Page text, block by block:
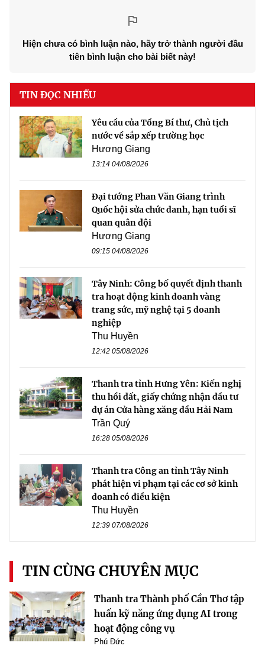
Hiện chưa có bình luận nào, hãy trở thành người đầu
tiên bình luận cho bài biết này!
TIN ĐỌC NHIỀU
Yêu cầu của Tổng Bí thư, Chủ tịch
nước về sắp xếp trường học
Hương Giang
13:14 04/08/2026
Đại tướng Phan Văn Giang trình
Quốc hội sửa chức danh, hạn tuổi sĩ
quan quân đội
Hương Giang
09:15 04/08/2026
Tây Ninh: Công bố quyết định thanh
tra hoạt động kinh doanh vàng
trang sức, mỹ nghệ tại 5 doanh
nghiệp
Thu Huyền
12:42 05/08/2026
Thanh tra tỉnh Hưng Yên: Kiến nghị
thu hồi đất, giấy chứng nhận đầu tư
dự án Cửa hàng xăng dầu Hải Nam
Trần Quý
16:28 05/08/2026
Thanh tra Công an tỉnh Tây Ninh
phát hiện vi phạm tại các cơ sở kinh
doanh có điều kiện
Thu Huyền
12:39 07/08/2026
TIN CÙNG CHUYÊN MỤC
Thanh tra Thành phố Cần Thơ tập
huấn kỹ năng ứng dụng AI trong
hoạt động công vụ
Phú Đức